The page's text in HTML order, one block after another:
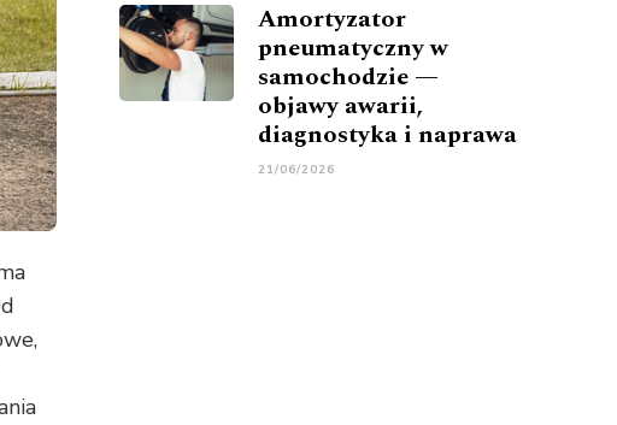
Amortyzator
pneumatyczny w
samochodzie —
objawy awarii,
diagnostyka i naprawa
21/06/2026